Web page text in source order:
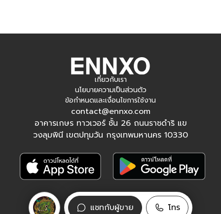
แชทกับผู้ขาย โทร
เกี่ยวกับเรา
นโยบายความเป็นส่วนตัว
ข้อกำหนดและเงื่อนไขการใช้งาน
contact@ennxo.com
อาคารเกษร ทาวเวอร์ ชั้น 26 ถนนราชดำริ แข
วงลุมพินี เขตปทุมวัน กรุงเทพมหานคร 10330
ติดตามเรา